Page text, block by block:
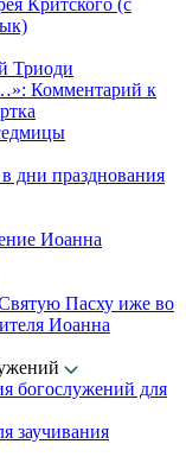
Критского (с
Триоди
Комментарий к
дни празднования
Иоанна
Пасху иже во
Иоанна
богослужений для
заучивания